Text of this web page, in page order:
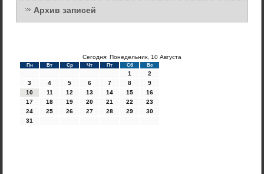
Архив записей
Сегодня: Понедельник, 10 Августа
Пн Вт Ср Чт Пт Сб Вс
1
2
3
4 5 6 7 8
9
10
11 12 13 14 15
16
17
18 19 20 21 22
23
24
25 26 27 28 29
30
31